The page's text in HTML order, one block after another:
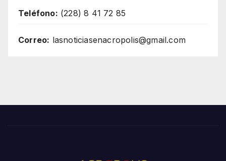
Teléfono: (228) 8 41 72 85
Correo: lasnoticiasenacropolis@gmail.com